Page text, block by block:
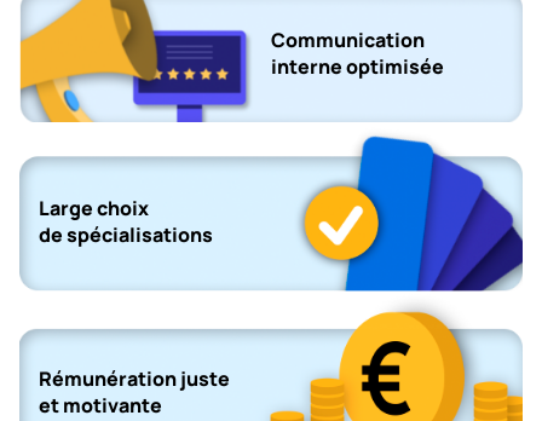
Communication
interne optimisée
Large choix
de spécialisations
Rémunération juste
et motivante